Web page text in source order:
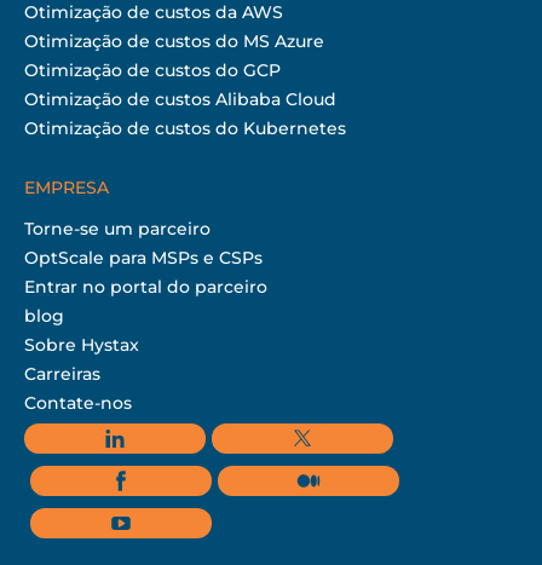
Otimização de custos da AWS
Otimização de custos do MS Azure
Otimização de custos do GCP
Otimização de custos Alibaba Cloud
Otimização de custos do Kubernetes
EMPRESA
Torne-se um parceiro
OptScale para MSPs e CSPs
Entrar no portal do parceiro
blog
Sobre Hystax
Carreiras
Contate-nos